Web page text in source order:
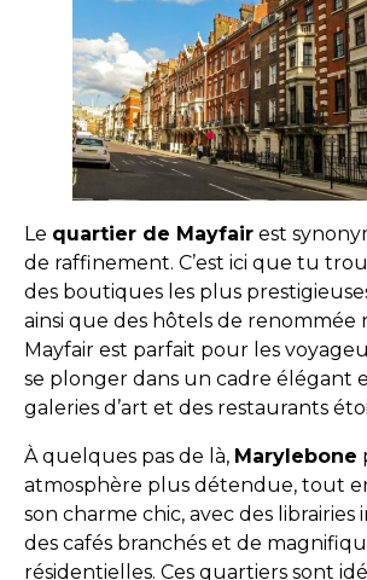
Le quartier de Mayfair est
de raffinement. C’est ici que tu
des boutiques les plus
ainsi que des hôtels de renommée
Mayfair est parfait pour les
se plonger dans un cadre élégant
galeries d’art et des restaurants
À quelques pas de là, Marylebone
atmosphère plus détendue, tout
son charme chic, avec des librairies
des cafés branchés et de
résidentielles. Ces quartiers sont